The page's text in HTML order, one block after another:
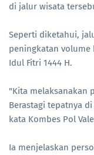
di jalur wisata
Seperti diketahui,
peningkatan volume
Idul Fitri 1444 H.
"Kita melaksanakan
Berastagi tepatnya
kata Kombes Pol
Ia menjelaskan